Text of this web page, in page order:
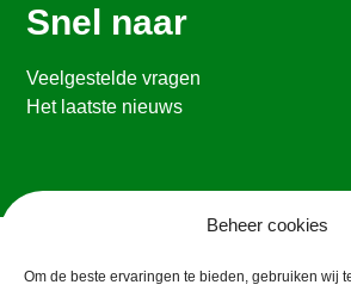
Beheer cookies
Om de beste ervaringen te bieden, gebruiken wij
Snel naar
Veelgestelde vragen
Het laatste nieuws